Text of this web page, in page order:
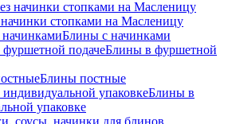
стопками на Масленицу
Блины с начинками
Блины в фуршетной
Блины постные
Блины в
упаковке